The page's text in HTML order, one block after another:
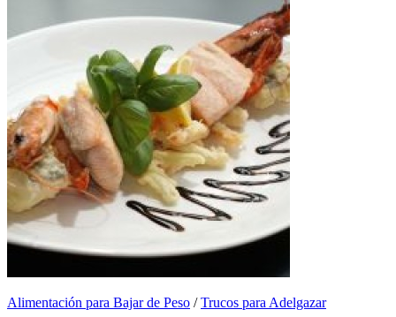
Alimentación para Bajar de Peso /Trucos para Adelgazar